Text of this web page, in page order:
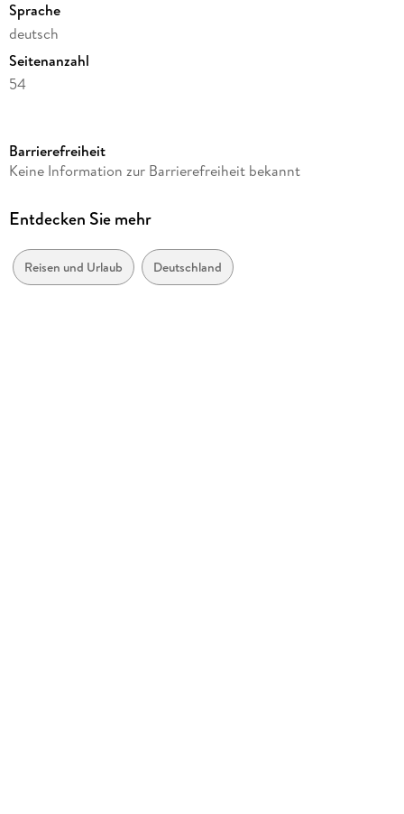
Sprache
deutsch
Seitenanzahl
54
Herausgegeben von
Verlag/Hersteller
Produktart
Kalender
Barrierefreiheit
Keine Information zur Barrierefreiheit bekannt
Entdecken Sie mehr
Reisen und Urlaub Deutschland